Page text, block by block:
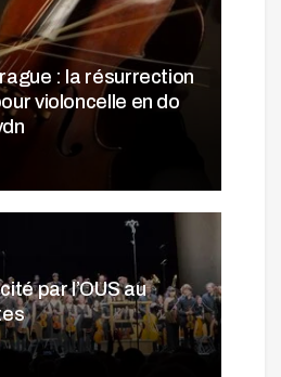
: la résurrection
violoncelle en do
par l’OUS au